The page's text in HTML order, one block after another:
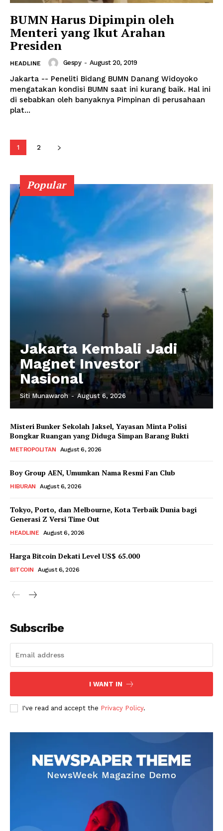
BUMN Harus Dipimpin oleh
Menteri yang Ikut Arahan
Presiden
HEADLINE Gespy - August 20, 2019
Jakarta -- Peneliti Bidang BUMN Danang Widoyoko
mengatakan kondisi BUMN saat ini kurang baik. Hal ini
di sebabkan oleh banyaknya Pimpinan di perusahaan
plat...
1 2
Popular
Jakarta Kembali Jadi
Magnet Investor
Nasional
Siti Munawaroh - August 6, 2026
Misteri Bunker Sekolah Jaksel, Yayasan Minta Polisi
Bongkar Ruangan yang Diduga Simpan Barang Bukti
METROPOLITAN August 6, 2026
Boy Group AEN, Umumkan Nama Resmi Fan Club
HIBURAN August 6, 2026
Tokyo, Porto, dan Melbourne, Kota Terbaik Dunia bagi
Generasi Z Versi Time Out
HEADLINE August 6, 2026
Harga Bitcoin Dekati Level US$ 65.000
BITCOIN August 6, 2026
Subscribe
I WANT IN
I've read and accept the Privacy Policy.